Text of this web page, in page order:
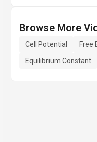
Browse More
Cell Potential Free
Equilibrium Constant